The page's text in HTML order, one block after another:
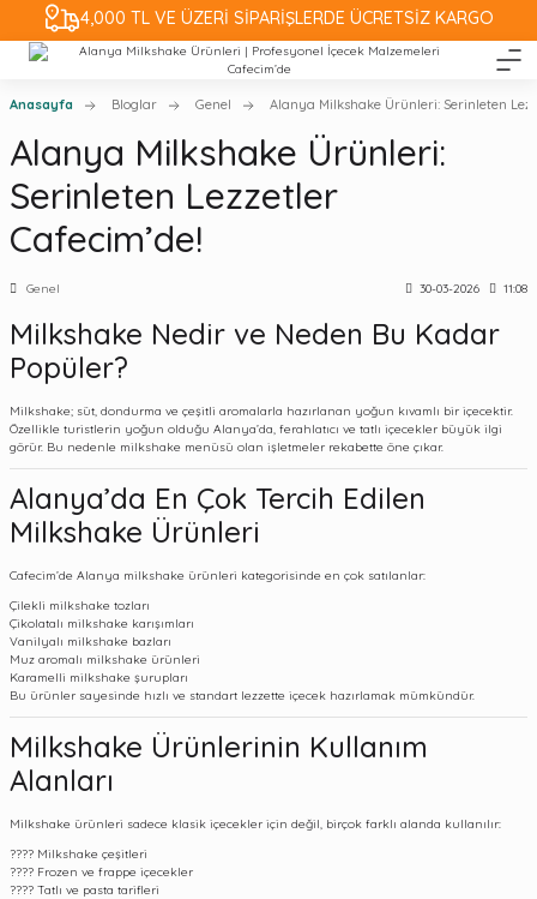
4,000 TL VE ÜZERİ SİPARİŞLERDE ÜCRETSİZ KARGO
Anasayfa Bloglar Genel Alanya Milkshake Ürünleri: Serinleten
Alanya Milkshake Ürünleri:
Serinleten Lezzetler
Cafecim’de!
Genel 30-03-2026 11:08
Milkshake Nedir ve Neden Bu Kadar
Popüler?
Milkshake; süt, dondurma ve çeşitli aromalarla hazırlanan yoğun kıvamlı bir içecektir.
Özellikle turistlerin yoğun olduğu Alanya’da, ferahlatıcı ve tatlı içecekler büyük ilgi
görür. Bu nedenle milkshake menüsü olan işletmeler rekabette öne çıkar.
Alanya’da En Çok Tercih Edilen
Milkshake Ürünleri
Cafecim’de Alanya milkshake ürünleri kategorisinde en çok satılanlar:
Çilekli milkshake tozları
Çikolatalı milkshake karışımları
Vanilyalı milkshake bazları
Muz aromalı milkshake ürünleri
Karamelli milkshake şurupları
Bu ürünler sayesinde hızlı ve standart lezzette içecek hazırlamak mümkündür.
Milkshake Ürünlerinin Kullanım
Alanları
Milkshake ürünleri sadece klasik içecekler için değil, birçok farklı alanda kullanılır:
???? Milkshake çeşitleri
???? Frozen ve frappe içecekler
???? Tatlı ve pasta tarifleri